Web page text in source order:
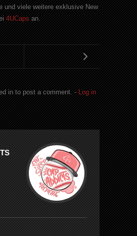
und viele weitere exklusive New
4UCapsan.
in to post a comment. -Log in